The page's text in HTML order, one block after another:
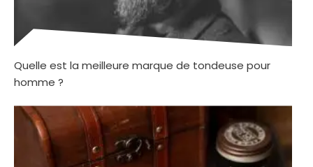
Quelle est la meilleure marque de tondeuse pour
homme ?